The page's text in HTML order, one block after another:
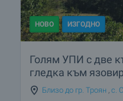
НОВО ИЗГОДНО
Голям УПИ с две
гледка към
Близо до гр. Троян с.